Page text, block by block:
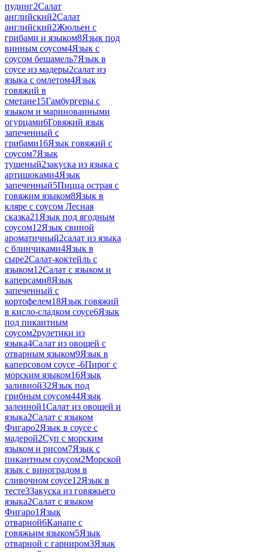
пудинг2Салат
английский2Салат
английский2Жюльен с
грибами и языком8Язык под
винным соусом4Язык с
соусом бешамель7Язык в
соусе из мадеры2салат из
языка с омлетом4Язык
говяжий в
сметане15Гамбургеры с
языком и маринованными
огурцами6Говяжий язык
запеченный с
грибами16Язык говяжий с
соусом7Язык
тушеный2закуска из языка с
артишоками4Язык
запеченный5Пицца острая с
говяжим языком8Язык в
кляре с соусом Лесная
сказка21 Язык под ягодным
соусом12Язык свиной
ароматичный2салат из языка
с блинчиками4Язык в
сыре2Салат-коктейль с
языком12Салат с языком и
каперсами8Язык
запеченный с
кортофелем18Язык говяжий
в кисло-сладком соусе6Язык
под пикантным
соусом2рулетики из
языка4Салат из овощей с
отварным языком9Язык в
каперсовом соусе -6Пирог с
морским языком16Язык
заливной32Язык под
грибным соусом44Язык
залеиной1Салат из овощей и
языка2Салат с языком
Фигаро2Язык в соусе с
мадерой2Суп с морским
языком и рисом7Язык с
пикантным соусом2Морской
язык с виноградом в
сливочном соусе12Язык в
тесте3Закуска из говяжьего
языка2Салат с языком
Фигаро1 Язык
отварной6Канапе с
говяжьим языком5Язык
отварной с гарниром3Язык